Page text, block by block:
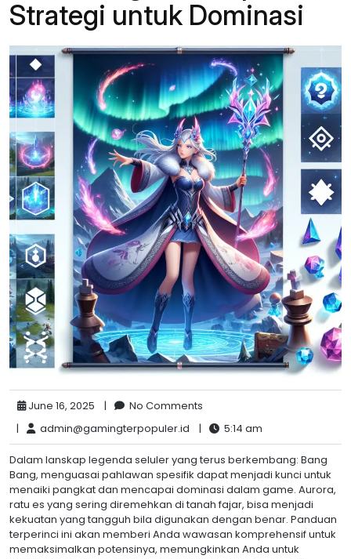
Strategi untuk Dominasi
June 16, 2025 |
No Comments
|
admin@gamingterpopuler.id | 5:14 am
Dalam lanskap legenda seluler yang terus berkembang: Bang
Bang, menguasai pahlawan spesifik dapat menjadi kunci untuk
menaiki pangkat dan mencapai dominasi dalam game. Aurora,
ratu es yang sering diremehkan di tanah fajar, bisa menjadi
kekuatan yang tangguh bila digunakan dengan benar. Panduan
terperinci ini akan memberi Anda wawasan komprehensif untuk
memaksimalkan potensinya, memungkinkan Anda untuk